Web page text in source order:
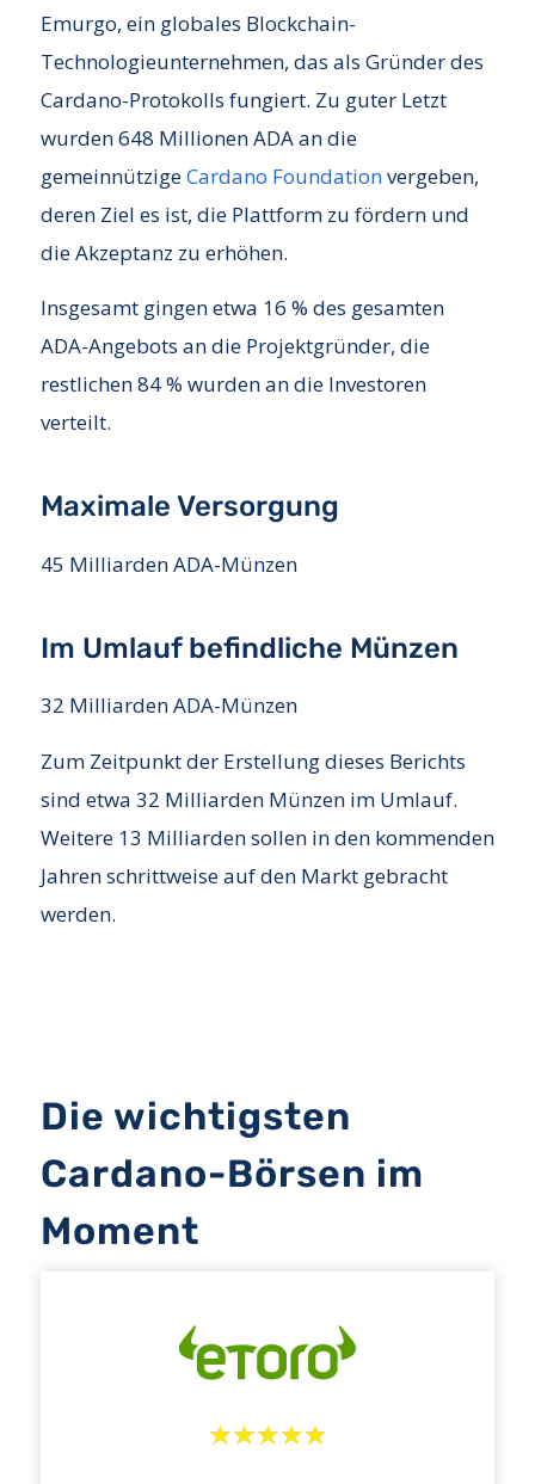
Emurgo, ein globales Blockchain-
Technologieunternehmen, das als Gründer des
Cardano-Protokolls fungiert. Zu guter Letzt
wurden 648 Millionen ADA an die
gemeinnützigeCardano Foundationvergeben,
deren Ziel es ist, die Plattform zu fördern und
die Akzeptanz zu erhöhen.
Insgesamt gingen etwa 16 % des gesamten
ADA-Angebots an die Projektgründer, die
restlichen 84 % wurden an die Investoren
verteilt.
Maximale Versorgung
45 Milliarden ADA-Münzen
Im Umlauf befindliche Münzen
32 Milliarden ADA-Münzen
Zum Zeitpunkt der Erstellung dieses Berichts
sind etwa 32 Milliarden Münzen im Umlauf.
Weitere 13 Milliarden sollen in den kommenden
Jahren schrittweise auf den Markt gebracht
werden.
Die wichtigsten
Cardano-Börsen im
Moment